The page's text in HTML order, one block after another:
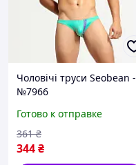
Чоловічі труси Seobean -
№7966
Готово к отправке
344₴
361 ₴